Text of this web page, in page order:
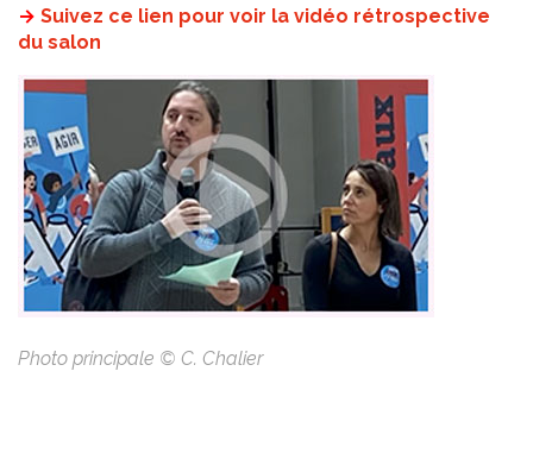
→ Suivez ce lien pour voir la vidéo rétrospective
du salon
Photo principale © C. Chalier